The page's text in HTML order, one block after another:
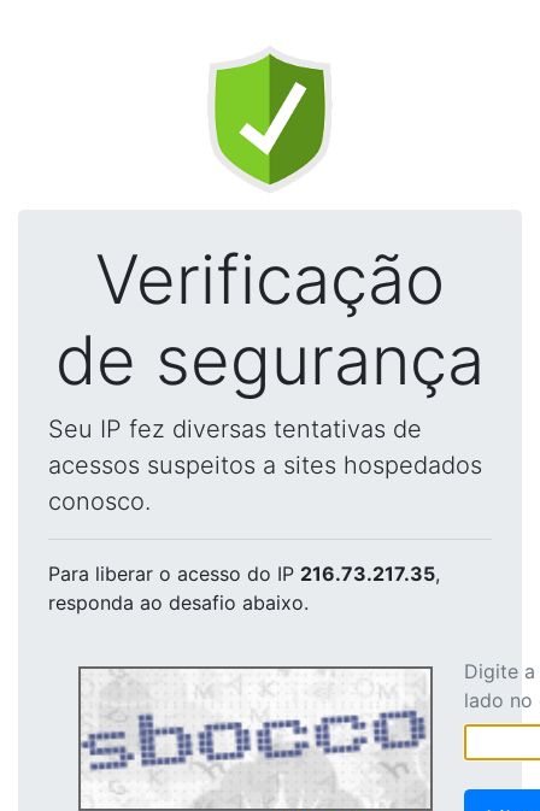
Verificação
de segurança
Seu IP fez diversas tentativas de
acessos suspeitos a sites hospedados
conosco.
Para liberar o acesso do IP 216.73.217.35,
responda ao desafio abaixo.
Digite
lado no